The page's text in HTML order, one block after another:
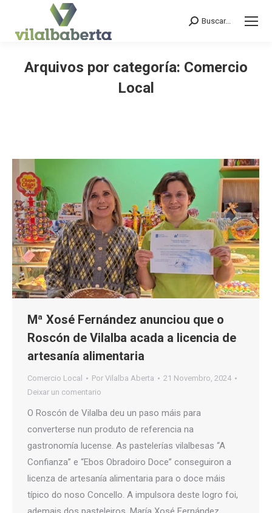
Search:
Buscar...
Arquivos por categoría: Comercio
Local
Mª Xosé Fernández anunciou que o
Roscón de Vilalba acada a licencia de
artesanía alimentaria
Comercio Local Por Vilalba Aberta
21 Novembro, 2024
Deixar un comentario
O Roscón de Vilalba deu un paso máis para
converterse nun produto de referencia na
gastronomía lucense. As pastelerías vilalbesas “A
Confianza” e “Ebos Obradoiro Doce” conseguiron a
licenza de artesanía alimentaria para o doce máis
típico do noso Concello. A impulsora deste logro foi,